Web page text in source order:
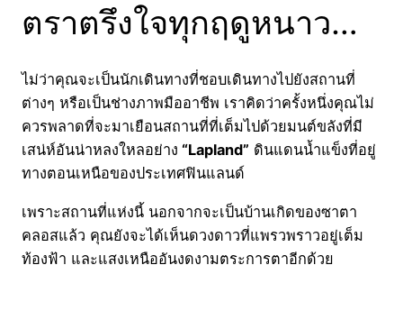
ตราตรึงใจทุกฤดูหนาว…
ไม่ว่าคุณจะเป็นนักเดินทางที่ชอบเดินทางไปยังสถานที่
ต่างๆ หรือเป็นช่างภาพมืออาชีพ เราคิดว่าครั้งหนึ่งคุณไม่
ควรพลาดที่จะมาเยือนสถานที่ที่เต็มไปด้วยมนต์ขลังที่มี
เสน่ห์อันน่าหลงใหลอย่าง “Lapland” ดินแดนน้ำแข็งที่อยู่
ทางตอนเหนือของประเทศฟินแลนด์
เพราะสถานที่แห่งนี้ นอกจากจะเป็นบ้านเกิดของซาตา
คลอสแล้ว คุณยังจะได้เห็นดวงดาวที่แพรวพราวอยู่เต็ม
ท้องฟ้า และแสงเหนืออันงดงามตระการตาอีกด้วย